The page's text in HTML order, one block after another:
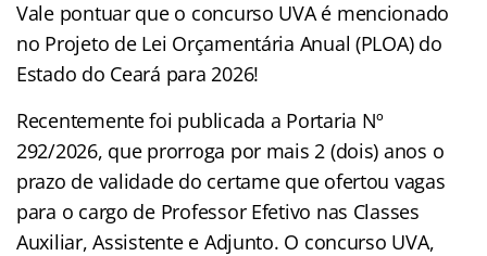
Vale pontuar que o concurso UVA é mencionado
no Projeto de Lei Orçamentária Anual (PLOA) do
Estado do Ceará para 2026!
Recentemente foi publicada a Portaria Nº
292/2026, que prorroga por mais 2 (dois) anos o
prazo de validade do certame que ofertou vagas
para o cargo de Professor Efetivo nas Classes
Auxiliar, Assistente e Adjunto. O concurso UVA,